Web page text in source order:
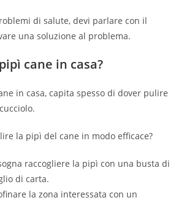
di salute, devi parlare con il
una soluzione al problema.
cane in casa?
in casa, capita spesso di dover pulire
la pipì del cane in modo efficace?
raccogliere la pipì con una busta di
di carta.
la zona interessata con un